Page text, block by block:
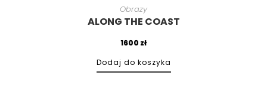
Obrazy
ALONG THE COAST
1600 zł
Dodaj do koszyka